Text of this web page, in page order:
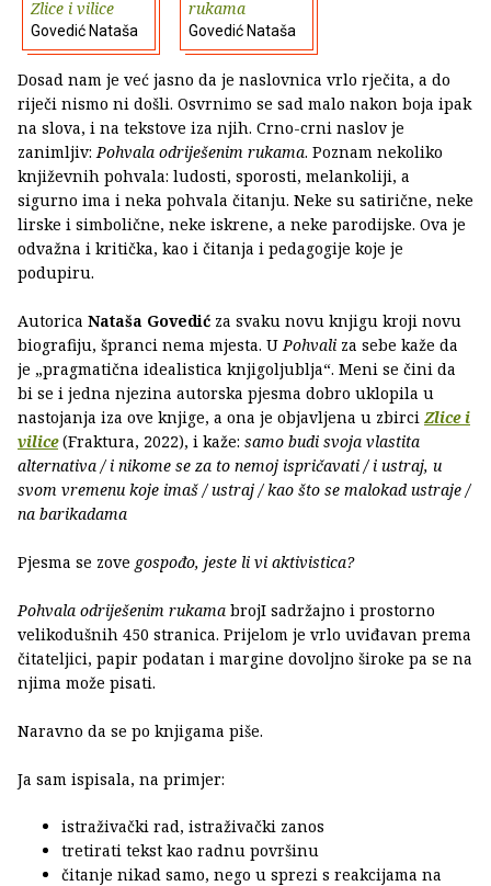
Zlice i vilice
Govedić Nataša
rukama
Govedić Nataša
Dosad nam je već jasno da je naslovnica vrlo rječita, a do
riječi nismo ni došli. Osvrnimo se sad malo nakon boja ipak
na slova, i na tekstove iza njih. Crno-crni naslov je
zanimljiv: Pohvala odriješenim rukama. Poznam nekoliko
književnih pohvala: ludosti, sporosti, melankoliji, a
sigurno ima i neka pohvala čitanju. Neke su satirične, neke
lirske i simbolične, neke iskrene, a neke parodijske. Ova je
odvažna i kritička, kao i čitanja i pedagogije koje je
podupiru.
Autorica Nataša Govedić za svaku novu knjigu kroji novu
biografiju, špranci nema mjesta. U Pohvali za sebe kaže da
je „pragmatična idealistica knjigoljublja“. Meni se čini da
bi se i jedna njezina autorska pjesma dobro uklopila u
nastojanja iza ove knjige, a ona je objavljena u zbirci Zlice i
vilice(Fraktura, 2022), i kaže: samo budi svoja vlastita
alternativa / i nikome se za to nemoj ispričavati / i ustraj, u
svom vremenu koje imaš / ustraj / kao što se malokad ustraje /
na barikadama
Pjesma se zove gospođo, jeste li vi aktivistica?
Pohvala odriješenim rukama brojI sadržajno i prostorno
velikodušnih 450 stranica. Prijelom je vrlo uviđavan prema
čitateljici, papir podatan i margine dovoljno široke pa se na
njima može pisati.
Naravno da se po knjigama piše.
Ja sam ispisala, na primjer:
istraživački rad, istraživački zanos
tretirati tekst kao radnu površinu
čitanje nikad samo, nego u sprezi s reakcijama na